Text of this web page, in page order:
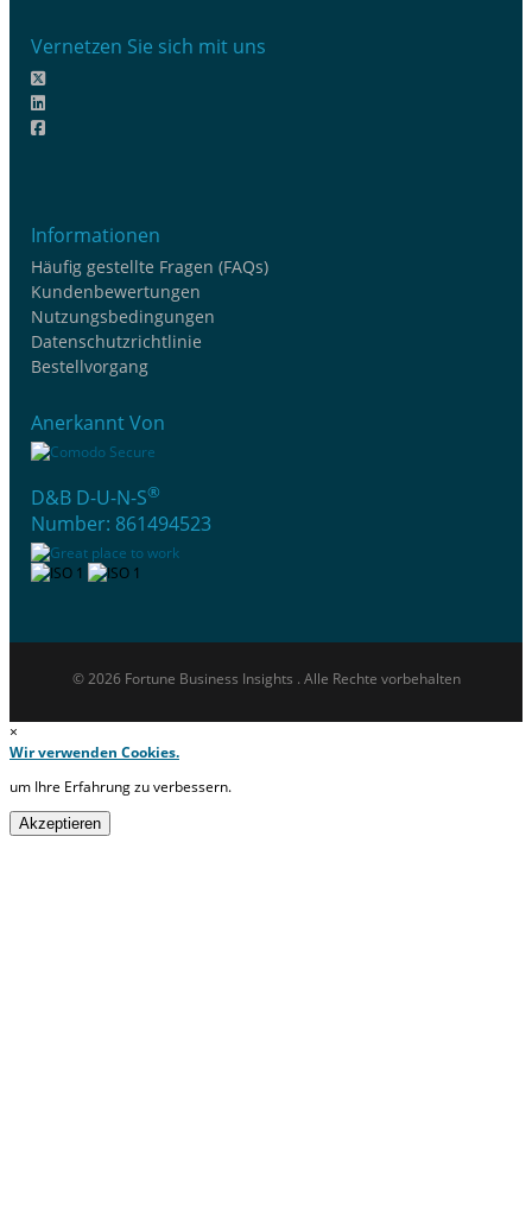
Vernetzen Sie sich mit uns
Informationen
Häufig gestellte Fragen (FAQs)
Kundenbewertungen
Nutzungsbedingungen
Datenschutzrichtlinie
Bestellvorgang
Anerkannt Von
D&B D-U-N-S®
Number: 861494523
© 2026 Fortune Business Insights . Alle Rechte vorbehalten
×
Wir verwenden Cookies.
um Ihre Erfahrung zu verbessern.
Akzeptieren